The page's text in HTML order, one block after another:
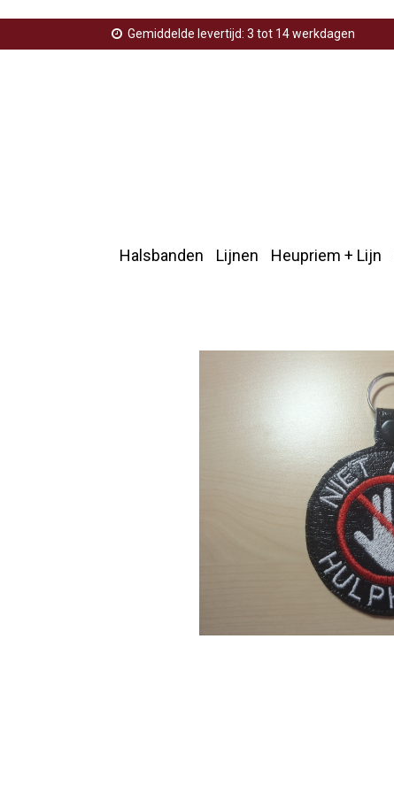
Gemiddelde levertijd: 3 tot 14 werkdagen
Halsbanden Lijnen Heupriem + Lijn